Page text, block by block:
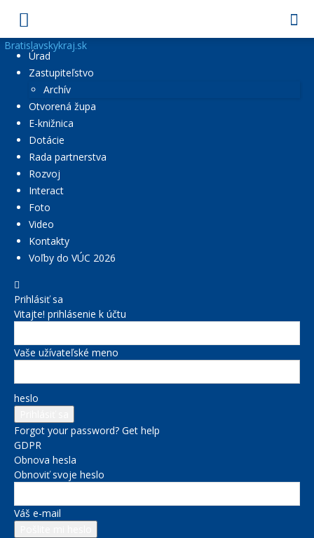
Bratislavskykraj.sk
Úrad
Zastupiteľstvo
Archív
Otvorená župa
E-knižnica
Dotácie
Rada partnerstva
Rozvoj
Interact
Foto
Video
Kontakty
Voľby do VÚC 2026
Prihlásiť sa
Vitajte! prihlásenie k účtu
Vaše užívateľské meno
heslo
Forgot your password? Get help
GDPR
Obnova hesla
Obnoviť svoje heslo
Váš e-mail